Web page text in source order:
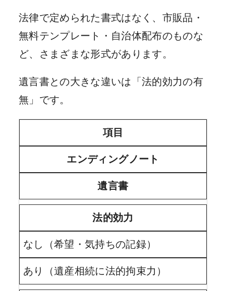
法律で定められた書式はなく、市販品・
無料テンプレート・自治体配布のものな
ど、さまざまな形式があります。
遺言書との大きな違いは「法的効力の有
無」です。
項目
エンディングノート
遺言書
法的効力
なし（希望・気持ちの記録）
あり（遺産相続に法的拘束力）